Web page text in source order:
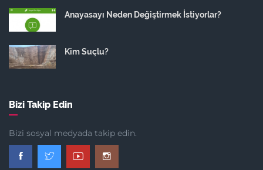
Anayasayı Neden Değiştirmek İstiyorlar?
Kim Suçlu?
Bizi Takip Edin
Bizi sosyal medyada takip edin.